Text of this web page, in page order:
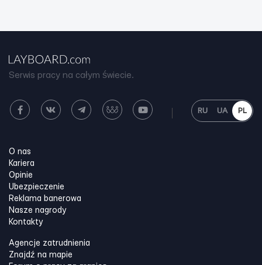
Serwis pracy na całym świecie.
RU UA PL
O nas
Kariera
Opinie
Ubezpieczenie
Reklama banerowa
Nasze nagrody
Kontakty
Agencje zatrudnienia
Znajdź na mapie